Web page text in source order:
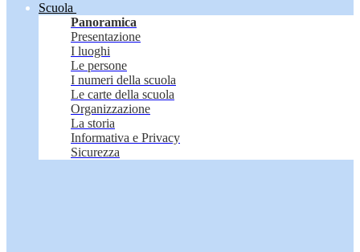
Scuola
Panoramica
Presentazione
I luoghi
Le persone
I numeri della scuola
Le carte della scuola
Organizzazione
La storia
Informativa e Privacy
Sicurezza